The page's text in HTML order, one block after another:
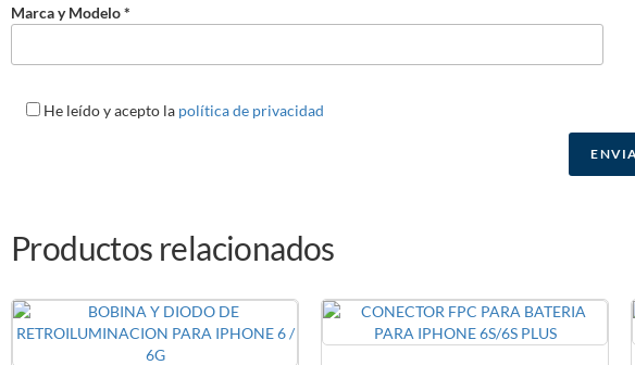
Marca y Modelo *
He leído y acepto la política de privacidad
Productos relacionados